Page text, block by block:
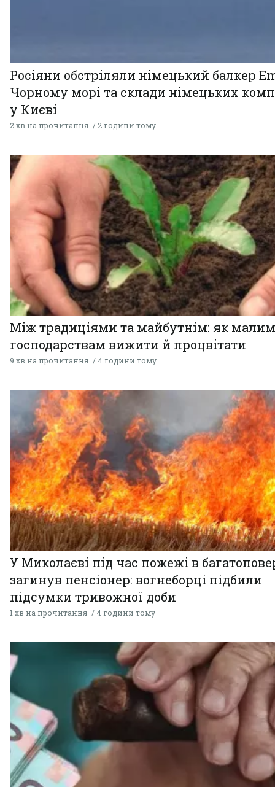
Росіяни обстріляли німецький балкер
Чорному морі та склади німецьких
у Києві
2 хв на прочитання 2 години тому
Між традиціями та майбутнім: як малим
господарствам вижити й процвітати
9 хв на прочитання 4 години тому
У Миколаєві під час пожежі в
загинув пенсіонер: вогнеборці підбили
підсумки тривожної доби
1 хв на прочитання 4 години тому